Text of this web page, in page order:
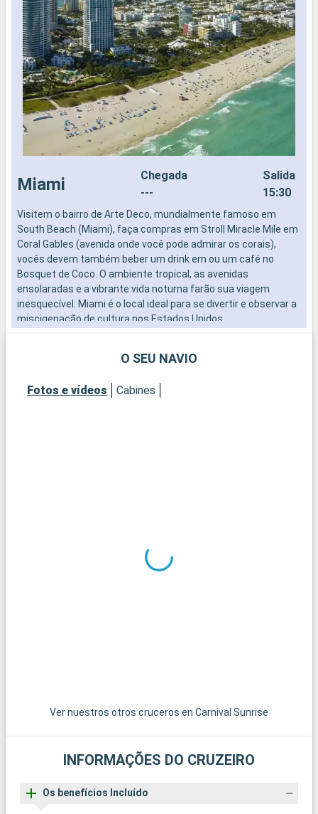
Miami
Chegada
---
Salida
15:30
Visitem o bairro de Arte Deco, mundialmente famoso em
South Beach (Miami), faça compras em Stroll Miracle Mile em
Coral Gables (avenida onde você pode admirar os corais),
vocês devem também beber um drink em ou um café no
Bosquet de Coco. O ambiente tropical, as avenidas
ensolaradas e a vibrante vida noturna farão sua viagem
inesquecível. Miami é o local ideal para se divertir e observar a
miscigenação de cultura nos Estados Unidos.
O SEU NAVIO
Fotos e vídeos Cabines
Ver nuestros otros cruceros en Carnival Sunrise
INFORMAÇÕES DO CRUZEIRO
Os benefícios Incluído